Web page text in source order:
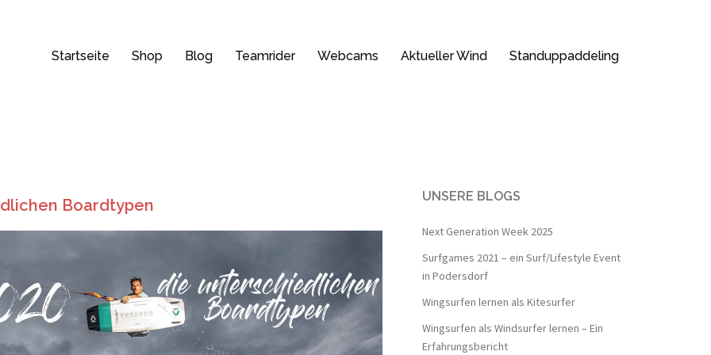
Startseite Shop Blog Teamrider Webcams Aktueller Wind Standuppaddeling
Boardtypen UNSERE BLOGS
Next Generation Week 2025
Surfgames 2021 – ein Surf/Lifestyle Event
in Podersdorf
Wingsurfen lernen als Kitesurfer
Wingsurfen als Windsurfer lernen – Ein
Erfahrungsbericht